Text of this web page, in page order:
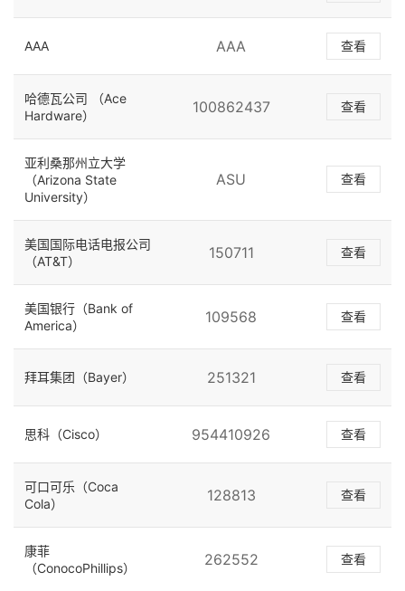
AAA AAA 查看
哈德瓦公司 （Ace
Hardware）
100862437 查看
亚利桑那州立大学
（Arizona State
University）
ASU 查看
美国国际电话电报公司
（AT&T）
150711 查看
美国银行（Bank of
America）
109568 查看
拜耳集团（Bayer） 251321 查看
思科（Cisco） 954410926 查看
可口可乐（Coca
Cola）
128813 查看
康菲
（ConocoPhillips）
262552 查看